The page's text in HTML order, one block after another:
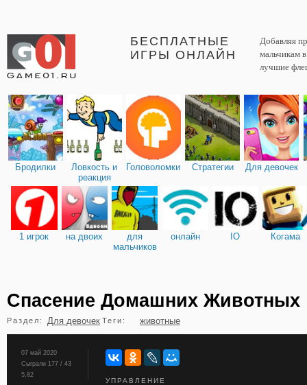
БЕСПЛАТНЫЕ
ИГРЫ ОНЛАЙН
Добавляя
мальчикам
лучшие
Бродилки
Ловкость и
реакция
Головоломки Стратегии Для девочек
1 игрок на двоих
для
мальчиков
онлайн IO Когама
бильярд карты
Спасение Домашних Животных
Раздел: Для девочек Теги: животные
07 май 2020
Сыграли 177 / 43
5,82
УПРАВЛЕНИЕ